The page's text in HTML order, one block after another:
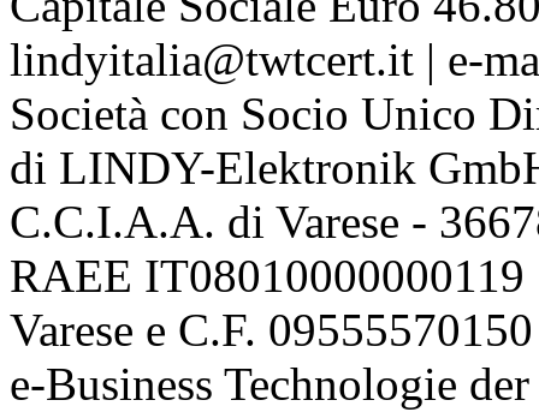
lindyitalia@twtcert.it | e-
Società con Socio Unico
di LINDY-Elektronik
C.C.I.A.A. di Varese -
RAEE
Varese e C.F. 09555570150
e-Business Technologie